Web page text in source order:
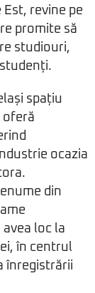
Est, revine pe
promite să
studiouri,
spațiu
oferă
ocazia
din
loc la
în centrul
înregistrării